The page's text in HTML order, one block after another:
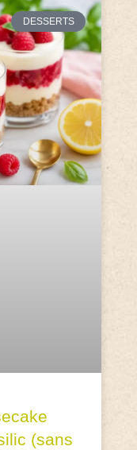
DESSERTS
(sans